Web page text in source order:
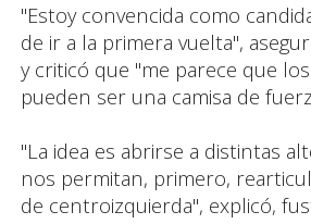
"Estoy convencida como
de ir a la primera vuelta",
y criticó que "me parece que
pueden ser una camisa de
"La idea es abrirse a distintas
nos permitan, primero,
de centroizquierda", explicó,